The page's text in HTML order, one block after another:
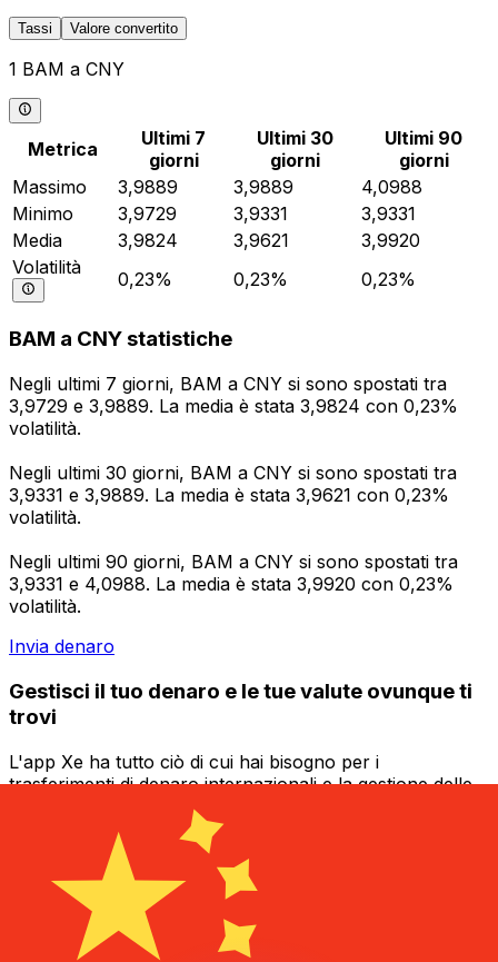
Tassi Valore convertito
1 BAM a CNY
Metrica
Ultimi 7
giorni
Ultimi 30
giorni
Ultimi 90
giorni
Massimo
3,9889 3,9889
4,0988
Minimo
3,9729 3,9331
3,9331
Media
3,9824 3,9621
3,9920
Volatilità
0,23% 0,23% 0,23%
BAM a CNY statistiche
Negli ultimi 7 giorni, BAM a CNY si sono spostati tra
3,9729 e 3,9889. La media è stata 3,9824 con 0,23%
volatilità.
Negli ultimi 30 giorni, BAM a CNY si sono spostati tra
3,9331 e 3,9889. La media è stata 3,9621 con 0,23%
volatilità.
Negli ultimi 90 giorni, BAM a CNY si sono spostati tra
3,9331 e 4,0988. La media è stata 3,9920 con 0,23%
volatilità.
Invia denaro
Gestisci il tuo denaro e le tue valute ovunque ti
trovi
L'app Xe ha tutto ciò di cui hai bisogno per i
trasferimenti di denaro internazionali e la gestione delle
valute. Converti le valute, imposta avvisi sui tassi di
cambio e trasferisci denaro all'estero senza commissioni
nascoste. Scaricala oggi stesso!